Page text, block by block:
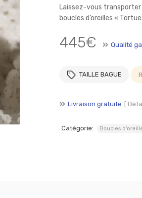
Laissez-vous
boucles d’oreilles «
445€ Qualité
TAILLE BAGUE
Livraison gratuite [
Catégorie: Boucles